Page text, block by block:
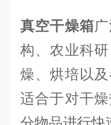
真空干燥箱
构、农业科
燥、烘培以
适合于对干